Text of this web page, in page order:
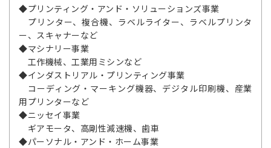
◆プリンティング・アンド・ソリューションズ事業
プリンター、複合機、ラベルライター、ラベルプリンタ
ー、スキャナーなど
◆マシナリー事業
工作機械、工業用ミシンなど
◆インダストリアル・プリンティング事業
コーディング・マーキング機器、デジタル印刷機、産業
用プリンターなど
◆ニッセイ事業
ギアモータ、高剛性減速機、歯車
◆パーソナル・アンド・ホーム事業